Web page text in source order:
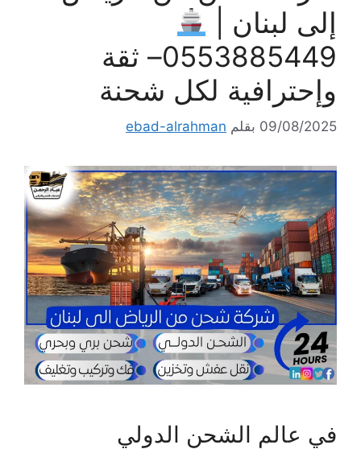
إلى لبنان |
0553885449– ثقة
وإحترافية لكل شحنة
09/08/2025 بقلم ebad-alrahman
في عالم الشحن الدولي